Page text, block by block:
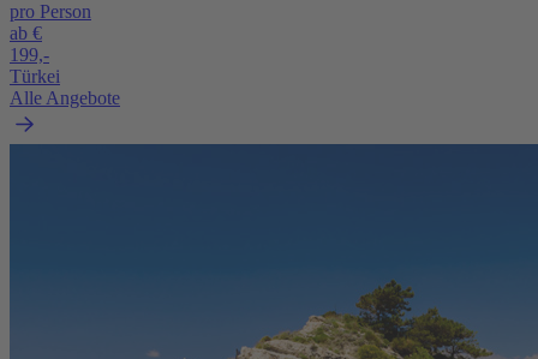
pro Person
ab €
199,-
Türkei
Alle Angebote